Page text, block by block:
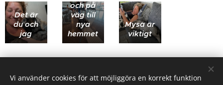
Det är
du och
jag
och på
väg till
nya
hemmet
Mysa är
viktigt
Share
Vi använder cookies för att möjliggöra en korrekt funktion